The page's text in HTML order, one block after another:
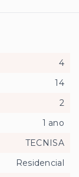
4
14
2
1 ano
TECNISA
Residencial